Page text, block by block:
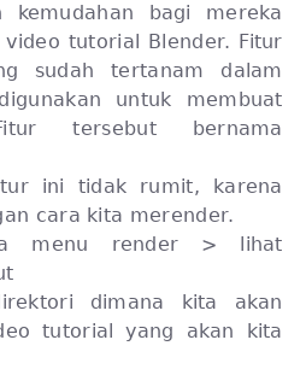
kemudahan bagi mereka
tutorial Blender. Fitur
sudah tertanam dalam
untuk membuat
tersebut bernama
ini tidak rumit, karena
cara kita merender.
menu render > lihat
dimana kita akan
tutorial yang akan kita